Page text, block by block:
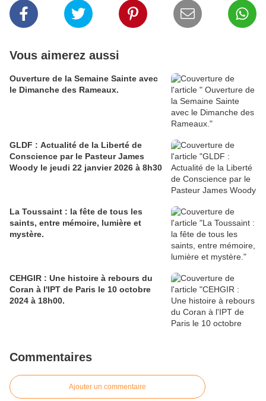
Vous aimerez aussi
Ouverture de la Semaine Sainte avec
le Dimanche des Rameaux.
GLDF : Actualité de la Liberté de
Conscience par le Pasteur James
Woody le jeudi 22 janvier 2026 à 8h30
La Toussaint : la fête de tous les
saints, entre mémoire, lumière et
mystère.
CEHGIR : Une histoire à rebours du
Coran à l'IPT de Paris le 10 octobre
2024 à 18h00.
Commentaires
Ajouter un commentaire